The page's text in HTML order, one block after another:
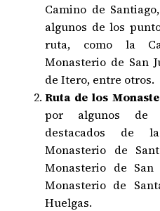
Camino de
algunos de los
ruta, como la
Monasterio de San
de Itero, entre otros.
Ruta de los
por algunos de
destacados de
Monasterio de
Monasterio de
Monasterio de
Huelgas.